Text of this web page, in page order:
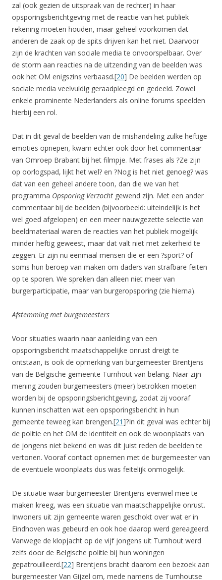
zal (ook gezien de uitspraak van de rechter) in haar
opsporingsberichtgeving met de reactie van het publiek
rekening moeten houden, maar geheel voorkomen dat
anderen de zaak op de spits drijven kan het niet. Daarvoor
zijn de krachten van sociale media te onvoorspelbaar. Over
de storm aan reacties na de uitzending van de beelden was
ook het OM enigszins verbaasd.[20] De beelden werden op
sociale media veelvuldig geraadpleegd en gedeeld. Zowel
enkele prominente Nederlanders als online forums speelden
hierbij een rol.
Dat in dit geval de beelden van de mishandeling zulke heftige
emoties opriepen, kwam echter ook door het commentaar
van Omroep Brabant bij het filmpje. Met frases als ?Ze zijn
op oorlogspad, lijkt het wel? en ?Nog is het niet genoeg? was
dat van een geheel andere toon, dan die we van het
programma Opsporing Verzocht gewend zijn. Met een ander
commentaar bij de beelden (bijvoorbeeld: uiteindelijk is het
wel goed afgelopen) en een meer nauwgezette selectie van
beeldmateriaal waren de reacties van het publiek mogelijk
minder heftig geweest, maar dat valt niet met zekerheid te
zeggen. Er zijn nu eenmaal mensen die er een ?sport? of
soms hun beroep van maken om daders van strafbare feiten
op te sporen. We spreken dan alleen niet meer van
burgerparticipatie, maar van burgeropsporing (zie hierna).
Afstemming met burgemeesters
Voor situaties waarin naar aanleiding van een
opsporingsbericht maatschappelijke onrust dreigt te
ontstaan, is ook de opmerking van burgemeester Brentjens
van de Belgische gemeente Turnhout van belang. Naar zijn
mening zouden burgemeesters (meer) betrokken moeten
worden bij de opsporingsberichtgeving, zodat zij vooraf
kunnen inschatten wat een opsporingsbericht in hun
gemeente teweeg kan brengen.[21]?In dit geval was echter bij
de politie en het OM de identiteit en ook de woonplaats van
de jongens niet bekend en was dit juist reden de beelden te
vertonen. Vooraf contact opnemen met de burgemeester van
de eventuele woonplaats dus was feitelijk onmogelijk.
De situatie waar burgemeester Brentjens evenwel mee te
maken kreeg, was een situatie van maatschappelijke onrust.
Inwoners uit zijn gemeente waren geschokt over wat er in
Eindhoven was gebeurd en ook hoe daarop werd gereageerd.
Vanwege de klopjacht op de vijf jongens uit Turnhout werd
zelfs door de Belgische politie bij hun woningen
gepatrouilleerd.[22] Brentjens bracht daarom een bezoek aan
burgemeester Van Gijzel om, mede namens de Turnhoutse